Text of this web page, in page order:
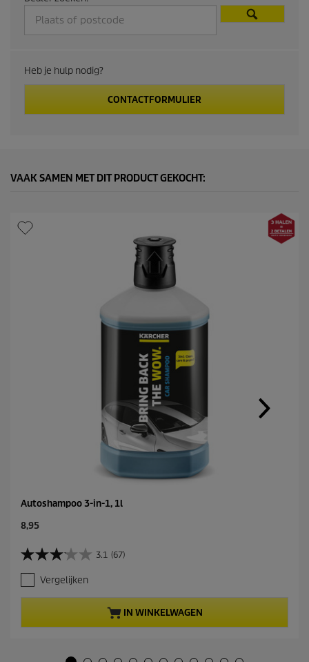
Heb je hulp nodig?
CONTACTFORMULIER
VAAK SAMEN MET DIT PRODUCT GEKOCHT:
Autoshampoo 3-in-1, 1l
C
r
e
n
t
r
8,95
3.1 (67)
3
.
1
v
Vergelijken
IN WINKELWAGEN